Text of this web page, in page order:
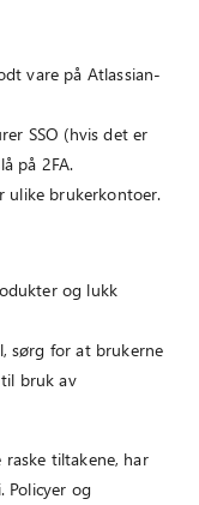
vare på Atlassian-
SSO (hvis det er
på 2FA.
ulike brukerkontoer.
og lukk
sørg for at brukerne
bruk av
tiltakene, har
Policyer og